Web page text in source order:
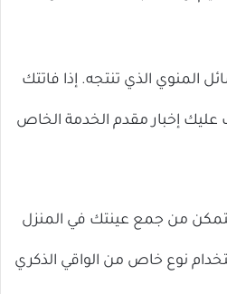
المنوي الذي تنتجه. إذا فاتتك
إخبار مقدم الخدمة الخاص
من جمع عينتك في المنزل
نوع خاص من الواقي الذكري